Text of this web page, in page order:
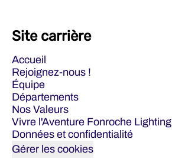
Site carrière
Accueil
Rejoignez-nous !
Équipe
Départements
Nos Valeurs
Vivre l'Aventure Fonroche Lighting
Données et confidentialité
Gérer les cookies